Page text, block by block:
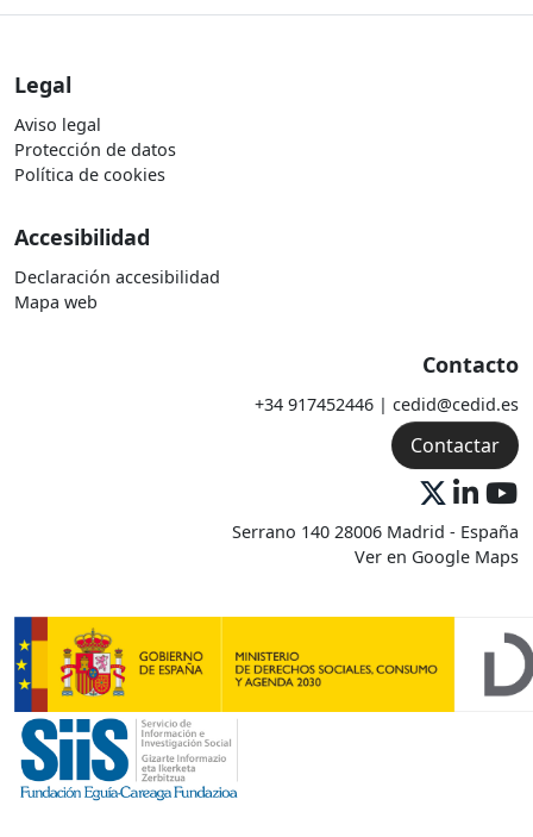
Legal
Aviso legal
Protección de datos
Política de cookies
Accesibilidad
Declaración accesibilidad
Mapa web
Contacto
+34 917452446 | cedid@cedid.es
Contactar
Serrano 140 28006 Madrid - España
Ver en Google Maps